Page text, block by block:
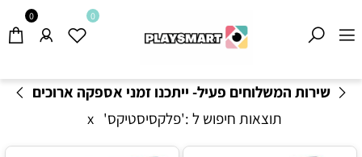
שירות המשלוחים פעיל- ייתכנו זמני אספקה ארוכים
מהרגיל- בהתאם לתקנון!
0 0
תוצאות חיפוש ל :'פלקסיסטיקס' x